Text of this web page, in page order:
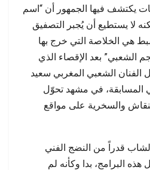
يكتشف فيها الجمهور أن “اسم
لا يستطيع أن يُجبر التصفيق
هي الخلاصة التي خرج بها
الشعبي” بعد الإقصاء الذي
الفنان الشعبي المغربي سعيد
المسابقة، في مشهد تحوّل
والسخرية على مواقع
قدراً من النضج الفني
البرامج، بدا وكأنه لم